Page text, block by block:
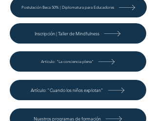
Postulación Beca 50% | Diplomatura para Educadores
Inscripción | Taller de Mindfulness
Artículo: "La conciencia plena"
Artículo: "Cuando los niños explotan"
Nuestros programas de formación